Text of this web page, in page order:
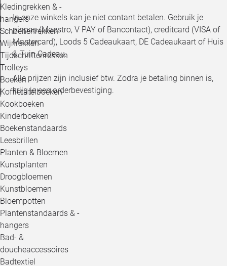
Kledingrekken & -
hangers
Schoenenrekken
Wijnrekken
Tijdschriftenrekken
Trolleys
Boeken
Koffietafelboeken
Kookboeken
Kinderboeken
Boekenstandaards
Leesbrillen
Planten & Bloemen
Kunstplanten
Droogbloemen
Kunstbloemen
Bloempotten
Plantenstandaards & -
hangers
Bad- &
doucheaccessoires
Badtextiel
In onze winkels kan je niet contant betalen. Gebruik je
pinpas (Maestro, V PAY of Bancontact), creditcard (VISA of
Mastercard), Loods 5 Cadeaukaart, DE Cadeaukaart of Huis
& Tuin Cadeau.
Alle prijzen zijn inclusief btw. Zodra je betaling binnen is,
krijg je een orderbevestiging.